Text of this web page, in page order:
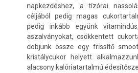
napkezdéshez, a tízórai
céljából pedig magas
pedig inkább együnk
aszalványokat, csökkentett
dobjunk össze egy frissítő
kristálycukor helyett
alacsony kalóriatartalmú